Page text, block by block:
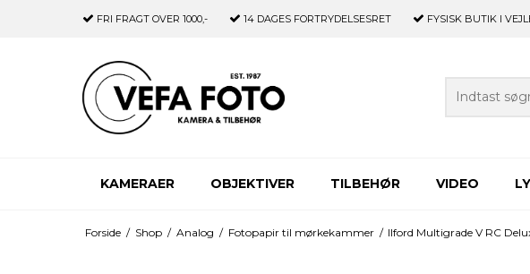
FRI FRAGT OVER 1000,- 14 DAGES FORTRYDELSESRET FYSISK BUTIK I
KAMERAER OBJEKTIVER TILBEHØR VIDEO
Forside / Shop / Analog / Fotopapir til mørkekammer / Ilford Multigrade V RC